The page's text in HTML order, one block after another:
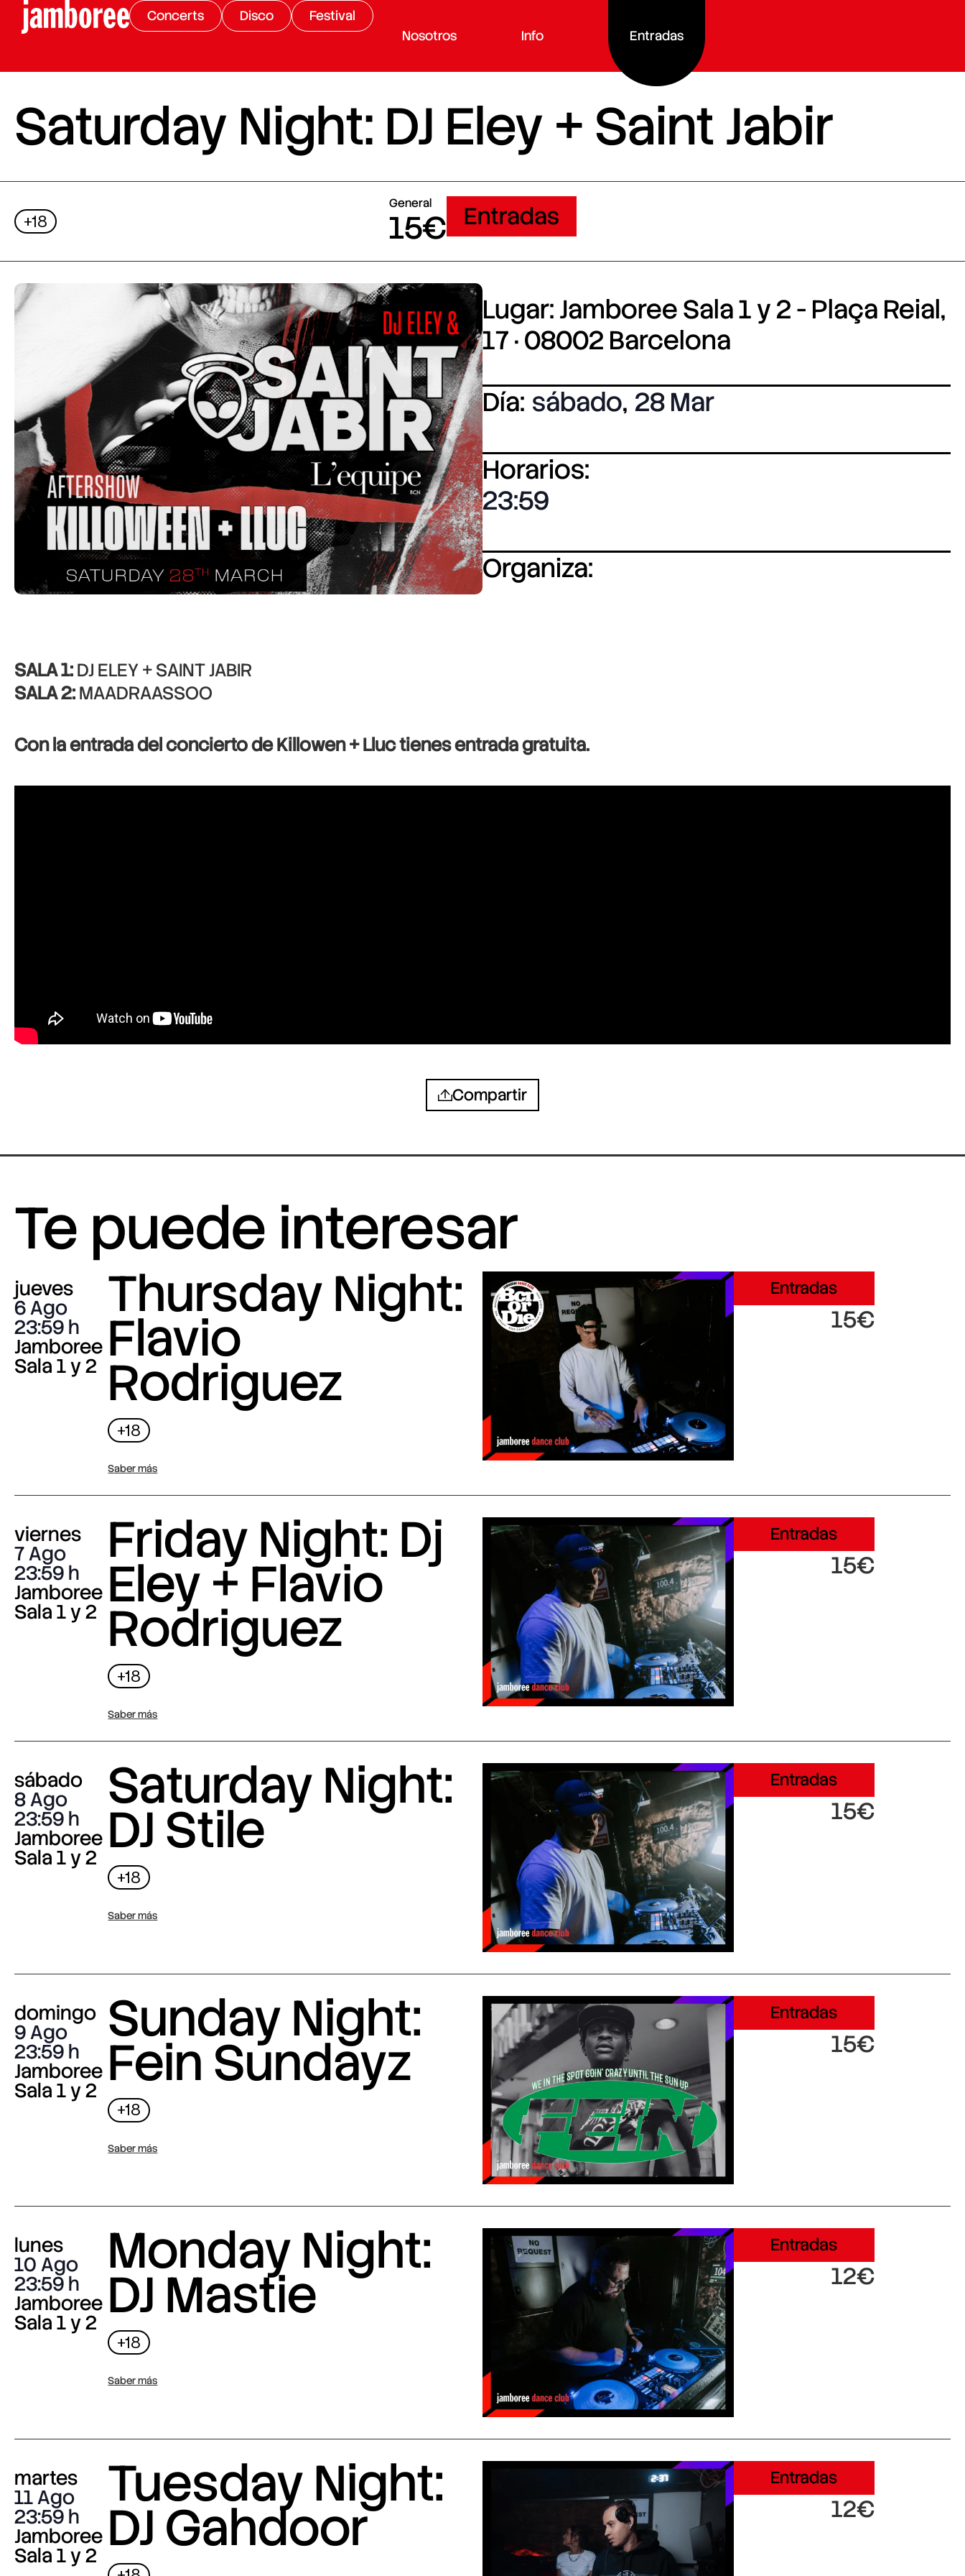
Concerts Disco
Festival
Nosotros
Info Entradas
Saturday Night: DJ Eley + Saint Jabir
+18
General
15€ Entradas
Lugar: Jamboree Sala 1 y 2 - Plaça Reial,
17 · 08002 Barcelona
Día: sábado, 28 Mar
Horarios:
23:59
Organiza:
SALA 1:DJ ELEY + SAINT JABIR
SALA 2:MAADRAASSOO
Con la entrada del concierto de Killowen + Lluc tienes entrada gratuita.
Compartir
Te puede interesar
jueves
6 Ago
23:59
Jamboree
Sala 1 y 2
Thursday Night:
Flavio
Rodriguez
+18
Saber más
Entradas
15€
viernes
7 Ago
23:59
Jamboree
Sala 1 y 2
Friday Night: Dj
Eley + Flavio
Rodriguez
+18
Saber más
Entradas
15€
sábado
8 Ago
23:59
Jamboree
Sala 1 y 2
Saturday Night:
DJ Stile
+18
Saber más
Entradas
15€
domingo
9 Ago
23:59
Jamboree
Sala 1 y 2
Sunday Night:
Fein Sundayz
+18
Saber más
Entradas
15€
lunes
10 Ago
23:59
Jamboree
Sala 1 y 2
Monday Night:
DJ Mastie
+18
Saber más
Entradas
12€
martes
11 Ago
23:59
Jamboree
Sala 1 y 2
Tuesday Night:
DJ Gahdoor
Entradas
12€